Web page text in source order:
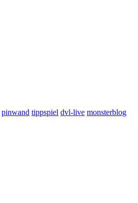
pinwand tippspiel dvl-live monsterblog